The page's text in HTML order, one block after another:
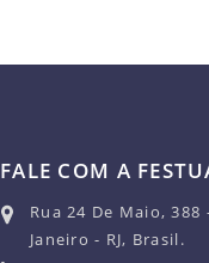
FALE COM A
Rua 24 De Maio,
Janeiro - RJ, Brasil.